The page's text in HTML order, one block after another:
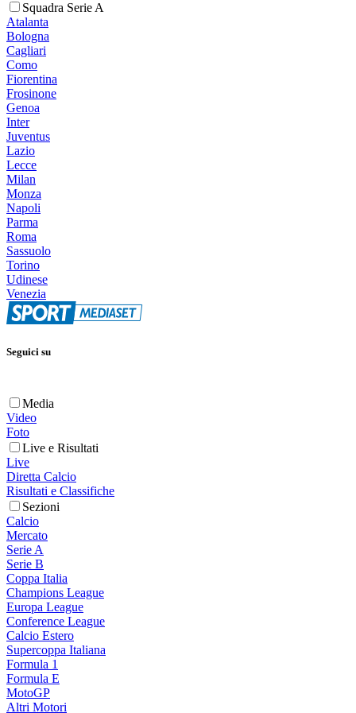
Squadra Serie A
Atalanta
Bologna
Cagliari
Como
Fiorentina
Frosinone
Genoa
Inter
Juventus
Lazio
Lecce
Milan
Monza
Napoli
Parma
Roma
Sassuolo
Torino
Udinese
Venezia
Seguici su
Media
Video
Foto
Live e Risultati
Live
Diretta Calcio
Risultati e Classifiche
Sezioni
Calcio
Mercato
Serie A
Serie B
Coppa Italia
Champions League
Europa League
Conference League
Calcio Estero
Supercoppa Italiana
Formula 1
Formula E
MotoGP
Altri Motori